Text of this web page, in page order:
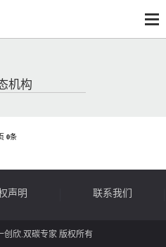
机构
0条
声明 联系我们
创欣.双碳专家 版权所有